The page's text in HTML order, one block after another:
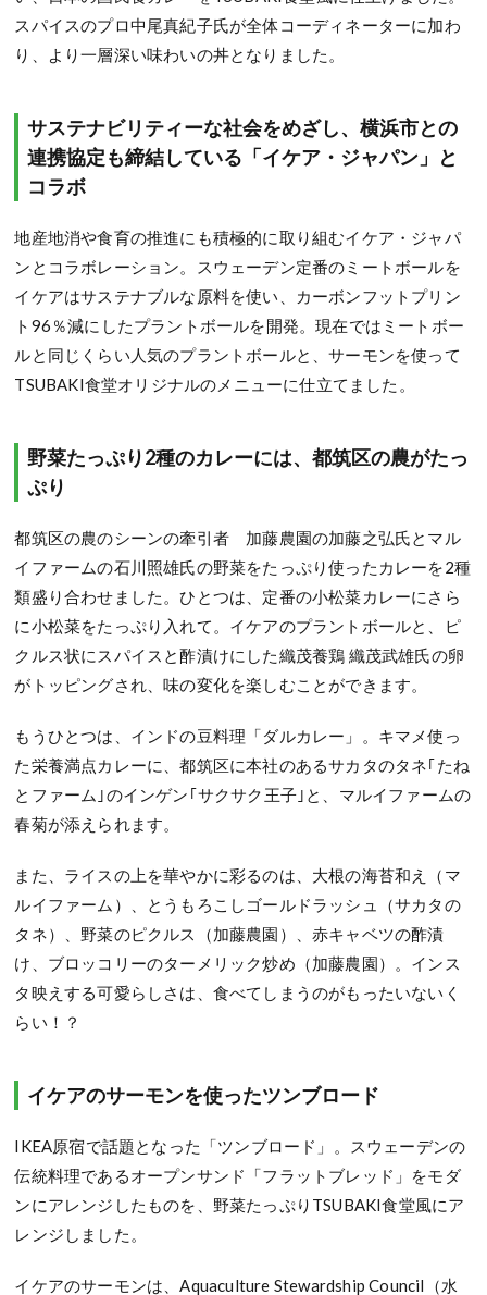
スパイスのプロ中尾真紀子氏が全体コーディネーターに加わ
り、より一層深い味わいの丼となりました。
サステナビリティーな社会をめざし、横浜市との
連携協定も締結している「イケア・ジャパン」と
コラボ
地産地消や食育の推進にも積極的に取り組むイケア・ジャパ
ンとコラボレーション。スウェーデン定番のミートボールを
イケアはサステナブルな原料を使い、カーボンフットプリン
ト96％減にしたプラントボールを開発。現在ではミートボー
ルと同じくらい人気のプラントボールと、サーモンを使って
TSUBAKI食堂オリジナルのメニューに仕立てました。
野菜たっぷり2種のカレーには、都筑区の農がたっ
ぷり
都筑区の農のシーンの牽引者 加藤農園の加藤之弘氏とマル
イファームの石川照雄氏の野菜をたっぷり使ったカレーを2種
類盛り合わせました。ひとつは、定番の小松菜カレーにさら
に小松菜をたっぷり入れて。イケアのプラントボールと、ピ
クルス状にスパイスと酢漬けにした織茂養鶏 織茂武雄氏の卵
がトッピングされ、味の変化を楽しむことができます。
もうひとつは、インドの豆料理「ダルカレー」。キマメ使っ
た栄養満点カレーに、都筑区に本社のあるサカタのタネ｢たね
とファーム｣のインゲン｢サクサク王子｣と、マルイファームの
春菊が添えられます。
また、ライスの上を華やかに彩るのは、大根の海苔和え（マ
ルイファーム）、とうもろこしゴールドラッシュ（サカタの
タネ）、野菜のピクルス（加藤農園）、赤キャベツの酢漬
け、ブロッコリーのターメリック炒め（加藤農園）。インス
タ映えする可愛らしさは、食べてしまうのがもったいないく
らい！？
イケアのサーモンを使ったツンブロード
IKEA原宿で話題となった「ツンブロード」。スウェーデンの
伝統料理であるオープンサンド「フラットブレッド」をモダ
ンにアレンジしたものを、野菜たっぷりTSUBAKI食堂風にア
レンジしました。
イケアのサーモンは、Aquaculture Stewardship Council（水